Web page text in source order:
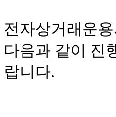
전자상거래운
다음과 같이 진
랍니다.